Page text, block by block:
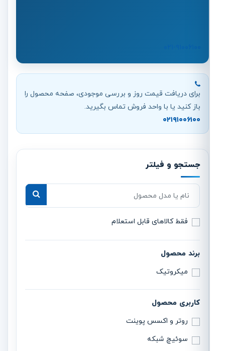
برای دریافت قیمت روز و بررسی موجودی، صفحه محصول را
باز کنید یا با واحد فروش تماس بگیرید.
۰۲۱۹۱۰۰۶۱۰۰
جستجو و فیلتر
جستجوی محصول
فقط کالاهای قابل استعلام
برند محصول
میکروتیک
کاربری محصول
روتر و اکسس پوینت
سوئیچ شبکه